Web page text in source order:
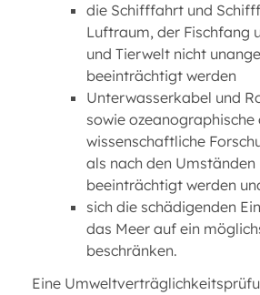
die Schifffahrt und
Luftraum, der Fischfang
und Tierwelt nicht
beeinträchtigt werden
Unterwasserkabel und
sowie
wissenschaftliche
als nach den
beeinträchtigt werden
sich die schädigenden
das Meer auf ein
beschränken.
Eine